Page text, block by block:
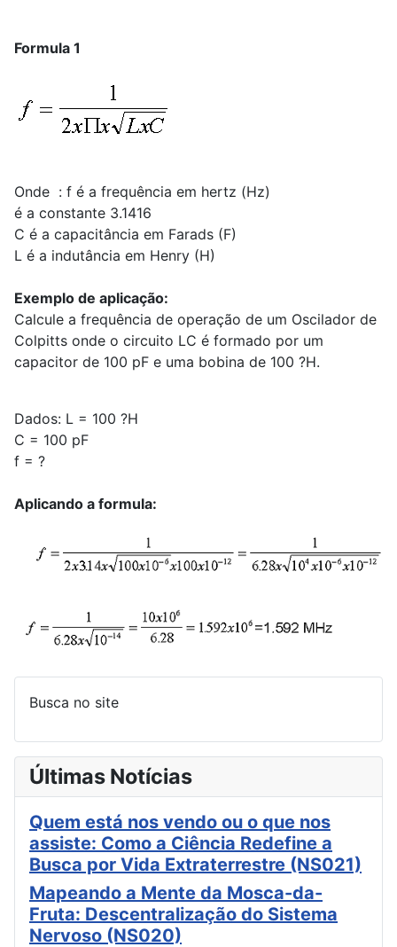
Formula 1
Onde : f é a frequência em hertz (Hz)
é a constante 3.1416
C é a capacitância em Farads (F)
L é a indutância em Henry (H)
Exemplo de aplicação:
Calcule a frequência de operação de um Oscilador de
Colpitts onde o circuito LC é formado por um
capacitor de 100 pF e uma bobina de 100 ?H.
Dados: L = 100 ?H
C = 100 pF
f = ?
Aplicando a formula:
Busca no site
Últimas Notícias
Quem está nos vendo ou o que nos
assiste: Como a Ciência Redefine a
Busca por Vida Extraterrestre (NS021)
Mapeando a Mente da Mosca-da-
Fruta: Descentralização do Sistema
Nervoso (NS020)